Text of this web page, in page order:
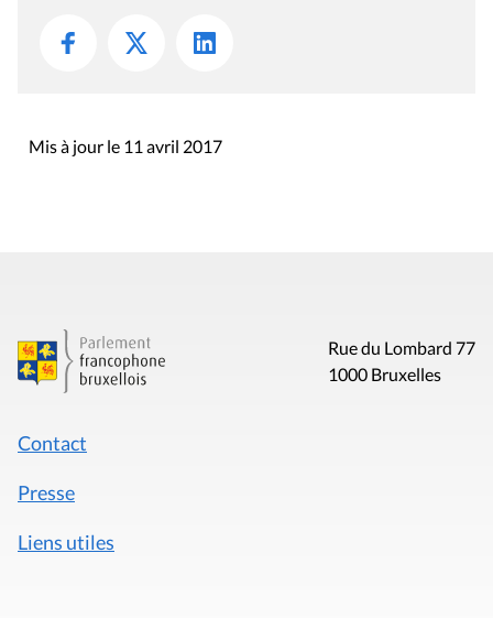
Mis à jour le 11 avril 2017
Rue du Lombard 77
1000 Bruxelles
Contact
Presse
Liens utiles